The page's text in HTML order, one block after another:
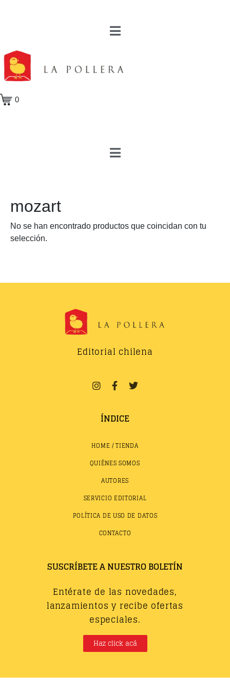
0
mozart
No se han encontrado productos que coincidan con tu
selección.
Editorial chilena
ÍNDICE
HOME / TIENDA
QUIÉNES SOMOS
AUTORES
SERVICIO EDITORIAL
POLÍTICA DE USO DE DATOS
CONTACTO
SUSCRÍBETE A NUESTRO BOLETÍN
Entérate de las novedades,
lanzamientos y recibe ofertas
especiales.
Haz click acá